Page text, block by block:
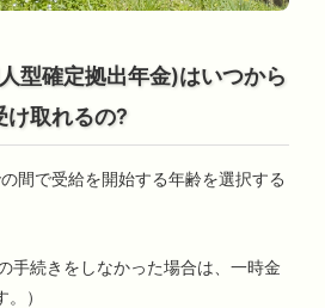
型確定拠出年金)はいつから
け取れるの?
間で受給を開始する年齢を選択する
手続きをしなかった場合は、一時金
）